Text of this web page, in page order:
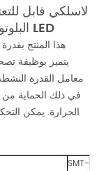
البلوتوث بقدرة 100 واط لشرائط إضاءة LED
هذا المنتج بقدرة 100 واط ويعمل بجهد 12 فولت/24 فولت/48 فولت
يتميز بوظيفة
معامل القدرة
في ذلك الحماية من
الحرارة. يمكن
SMT-